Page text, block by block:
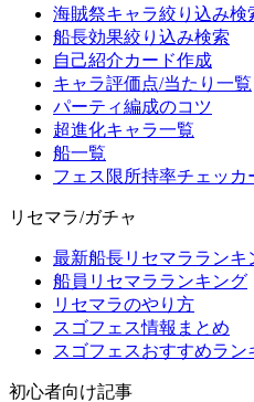
海賊祭キャラ絞り込み検
船長効果絞り込み検索
自己紹介カード作成
キャラ評価点/当たり一覧
パーティ編成のコツ
超進化キャラ一覧
船一覧
フェス限所持率チェッカ
リセマラ/ガチャ
最新船長リセマラランキ
船員リセマラランキング
リセマラのやり方
スゴフェス情報まとめ
スゴフェスおすすめラン
初心者向け記事